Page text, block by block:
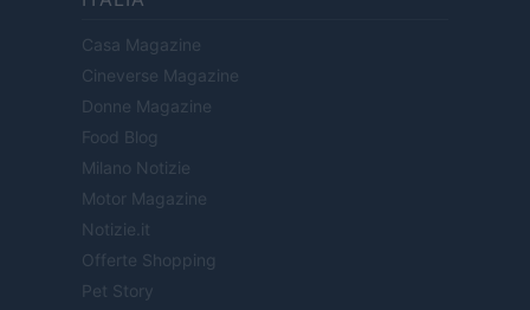
Casa Magazine
Cineverse Magazine
Donne Magazine
Food Blog
Milano Notizie
Motor Magazine
Notizie.it
Offerte Shopping
Pet Story